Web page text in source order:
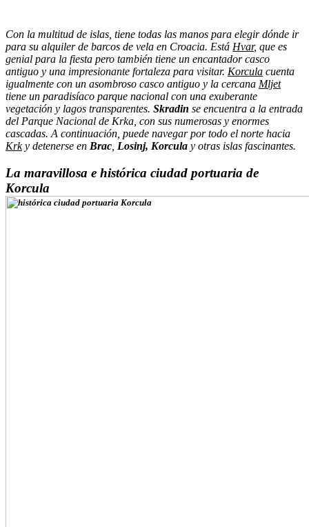
Con la multitud de islas, tiene todas las manos para elegir dónde ir
para su alquiler de barcos de vela en Croacia. Está Hvar, que es
genial para la fiesta pero también tiene un encantador casco
antiguo y una impresionante fortaleza para visitar. Korcula cuenta
igualmente con un asombroso casco antiguo y la cercana Mljet
tiene un paradisíaco parque nacional con una exuberante
vegetación y lagos transparentes. Skradin se encuentra a la entrada
del Parque Nacional de Krka, con sus numerosas y enormes
cascadas. A continuación, puede navegar por todo el norte hacia
Krky detenerse en Brac Losinj, Korcula y otras islas fascinantes.
La maravillosa e histórica ciudad portuaria de
Korcula